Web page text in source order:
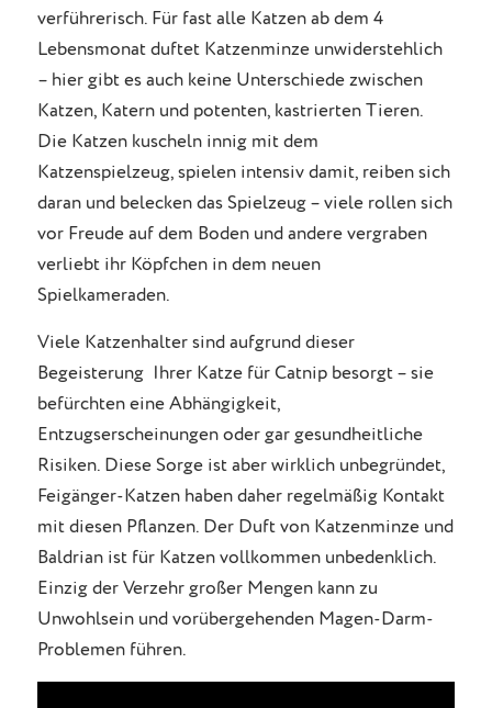
verführerisch. Für fast alle Katzen ab dem 4
Lebensmonat duftet Katzenminze unwiderstehlich
– hier gibt es auch keine Unterschiede zwischen
Katzen, Katern und potenten, kastrierten Tieren.
Die Katzen kuscheln innig mit dem
Katzenspielzeug, spielen intensiv damit, reiben sich
daran und belecken das Spielzeug – viele rollen sich
vor Freude auf dem Boden und andere vergraben
verliebt ihr Köpfchen in dem neuen
Spielkameraden.
Viele Katzenhalter sind aufgrund dieser
Begeisterung Ihrer Katze für Catnip besorgt – sie
befürchten eine Abhängigkeit,
Entzugserscheinungen oder gar gesundheitliche
Risiken. Diese Sorge ist aber wirklich unbegründet,
Feigänger-Katzen haben daher regelmäßig Kontakt
mit diesen Pflanzen. Der Duft von Katzenminze und
Baldrian ist für Katzen vollkommen unbedenklich.
Einzig der Verzehr großer Mengen kann zu
Unwohlsein und vorübergehenden Magen-Darm-
Problemen führen.